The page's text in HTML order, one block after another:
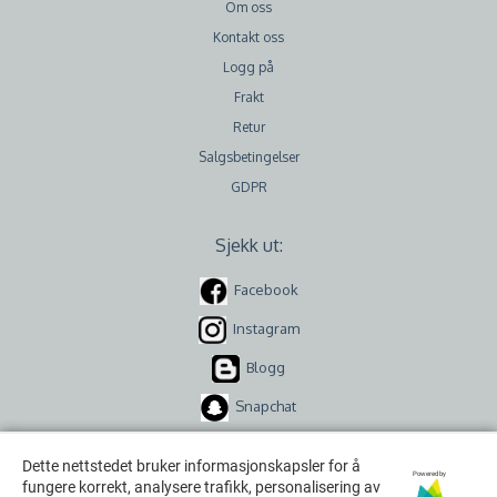
Om oss
Kontakt oss
Logg på
Frakt
Retur
Salgsbetingelser
GDPR
Sjekk ut:
Facebook
Instagram
Blogg
Snapchat
Dette nettstedet bruker informasjonskapsler for å
fungere korrekt, analysere trafikk, personalisering av
Powered by
Dette nettstedet bruker informasjonskapsler for å
fungere korrekt, analysere trafikk, personalisering av
Powered by